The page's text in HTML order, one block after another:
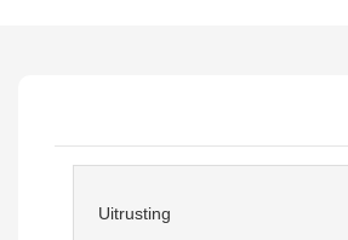
Uitrusting